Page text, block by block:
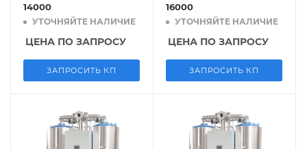
14000
УТОЧНЯЙТЕ НАЛИЧИЕ
ЦЕНА ПО ЗАПРОСУ
ЗАПРОСИТЬ КП
16000
УТОЧНЯЙТЕ НАЛИЧИЕ
ЦЕНА ПО ЗАПРОСУ
ЗАПРОСИТЬ КП